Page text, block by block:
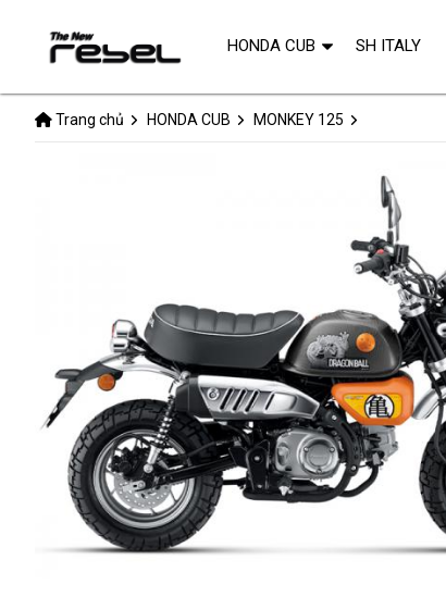
Trang chủ HONDA CUB MONKEY 125
HONDA CUB SH ITALY